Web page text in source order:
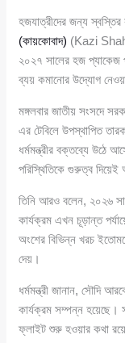
হজযাত্রীদের জন্য স্বস্তির
(কায়কোবাদ) (Kazi
২০২৭ সালের হজ প্যাকেজ
ব্যয় কমানোর উদ্যোগ
মঙ্গলবার জাতীয় সংসদে
এর টেবিলে উপস্থাপিত
ধর্মমন্ত্রীর বক্তব্যে উঠে
পরিস্থিতিকে গুরুত্ব দিয়েই
তিনি আরও বলেন, ২০২৬
কার্যক্রম এখন চূড়ান্ত
অংশের বিভিন্ন খরচ
দেয়।
ধর্মমন্ত্রী জানান, সৌদি
কার্যক্রম সম্পন্ন
ফ্লাইট শুরু হওয়ার কথা